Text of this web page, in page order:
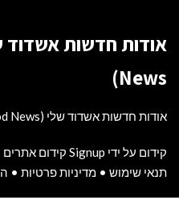
News)
אודות חדשות אשדוד שלי (My Ashdod News)
קידום על ידי Signup קידום אתרים
תנאי שימוש • מדיניות פרטיות •